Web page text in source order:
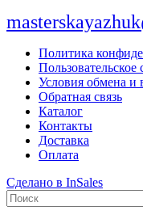
Политика
Пользовательское
Условия обмена и
Обратная связь
Каталог
Контакты
Доставка
Оплата
Сделано в InSales